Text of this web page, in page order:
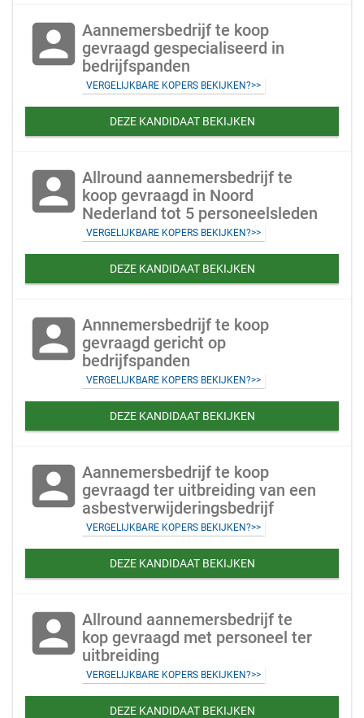
account_box Aannemersbedrijf te koop
gevraagd gespecialiseerd in
bedrijfspanden
VERGELIJKBARE KOPERS BEKIJKEN?>>
DEZE KANDIDAAT BEKIJKEN
account_box Allround aannemersbedrijf te
koop gevraagd in Noord
Nederland tot 5 personeelsleden
VERGELIJKBARE KOPERS BEKIJKEN?>>
DEZE KANDIDAAT BEKIJKEN
account_box Annnemersbedrijf te koop
gevraagd gericht op
bedrijfspanden
VERGELIJKBARE KOPERS BEKIJKEN?>>
DEZE KANDIDAAT BEKIJKEN
account_box Aannemersbedrijf te koop
gevraagd ter uitbreiding van een
asbestverwijderingsbedrijf
VERGELIJKBARE KOPERS BEKIJKEN?>>
DEZE KANDIDAAT BEKIJKEN
account_box Allround aannemersbedrijf te
kop gevraagd met personeel ter
uitbreiding
VERGELIJKBARE KOPERS BEKIJKEN?>>
DEZE KANDIDAAT BEKIJKEN